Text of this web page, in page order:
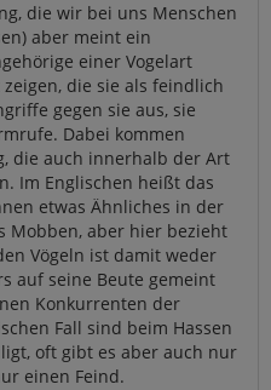
die wir bei uns Menschen
aber meint ein
einer Vogelart
die sie als feindlich
gegen sie aus, sie
Dabei kommen
die auch innerhalb der Art
Im Englischen heißt das
etwas Ähnliches in der
Mobben, aber hier bezieht
Vögeln ist damit weder
auf seine Beute gemeint
Konkurrenten der
Fall sind beim Hassen
oft gibt es aber auch nur
einen Feind.